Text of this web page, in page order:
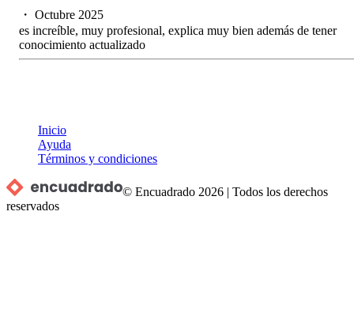
・ Octubre 2025
es increíble, muy profesional, explica muy bien además de tener
conocimiento actualizado
Inicio
Ayuda
Términos y condiciones
© Encuadrado 2026 |Todos los derechos
reservados